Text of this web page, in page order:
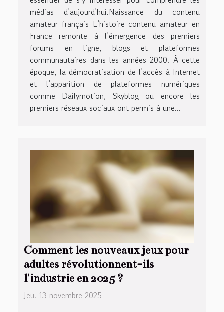
médias d’aujourd’hui.Naissance du contenu
amateur français L’histoire contenu amateur en
France remonte à l’émergence des premiers
forums en ligne, blogs et plateformes
communautaires dans les années 2000. À cette
époque, la démocratisation de l’accès à Internet
et l’apparition de plateformes numériques
comme Dailymotion, Skyblog ou encore les
premiers réseaux sociaux ont permis à une...
Comment les nouveaux jeux pour
adultes révolutionnent-ils
l'industrie en 2025 ?
Jeu. 13 novembre 2025